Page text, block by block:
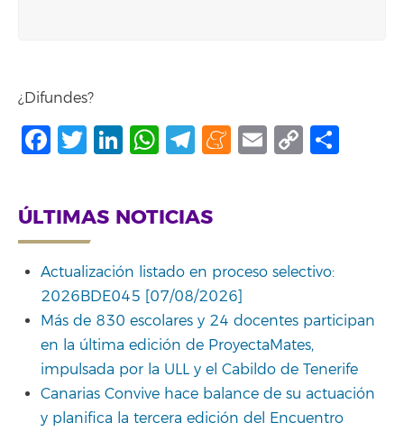
¿Difundes?
Facebook
Twitter
LinkedIn
WhatsApp
Telegram
Meneame
Email
Copy
ÚLTIMAS NOTICIAS
Actualización listado en proceso selectivo:
2026BDE045 [07/08/2026]
Más de 830 escolares y 24 docentes participan
en la última edición de ProyectaMates,
impulsada por la ULL y el Cabildo de Tenerife
Canarias Convive hace balance de su actuación
y planifica la tercera edición del Encuentro